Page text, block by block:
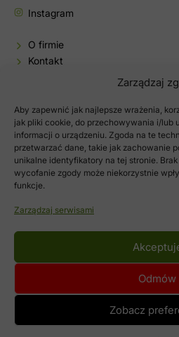
Zarządzaj
Aby zapewnić jak najlepsze wrażenia,
jak pliki cookie, do przechowywania i/lub
informacji o urządzeniu. Zgoda na te
przetwarzać dane, takie jak zachowanie
unikalne identyfikatory na tej stronie.
wycofanie zgody może niekorzystnie
funkcje.
Zarządzaj serwisami
Odmów
Zobacz
Instagram
O firmie
Kontakt
Moje konto
Polityka prywatności
Regulamin sklepu